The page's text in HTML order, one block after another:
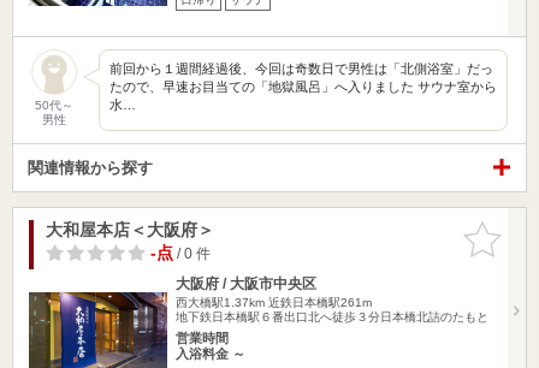
50代～
男性
前回から１週間経過後、今回は奇数日で男性は「北側浴室」だっ
たので、早速お目当ての「地獄風呂」へ入りました サウナ室から
水…
関連情報から探す
お気に入
りに追加
大和屋本店＜大阪府＞
-点/ 0 件
大阪府 / 大阪市中央区
西大橋駅1.37km 近鉄日本橋駅261m
地下鉄日本橋駅６番出口北へ徒歩３分日本橋北詰のたもと
営業時間
入浴料金 ～